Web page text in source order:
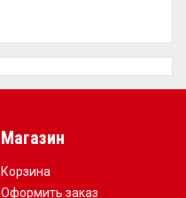
Магазин
Корзина
Оформить заказ